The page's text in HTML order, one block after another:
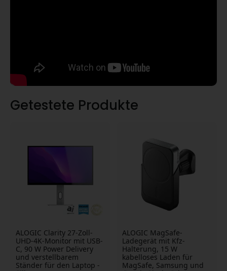
Getestete Produkte
ALOGIC Clarity 27-Zoll-
UHD-4K-Monitor mit USB-
C, 90 W Power Delivery
und verstellbarem
Ständer für den Laptop -
ALOGIC MagSafe-
Ladegerät mit Kfz-
Halterung, 15 W
kabelloses Laden für
MagSafe, Samsung und